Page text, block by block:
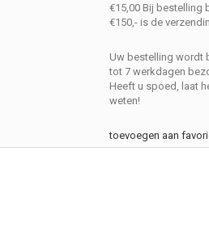
€15,00 Bij bestelling
€150,- is de
Uw bestelling wordt
tot 7 werkdagen
Heeft u spoed, laat
weten!
toevoegen aan